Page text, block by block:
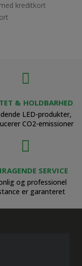
& HOLDBARHED
LED-produkter,
CO2-emissioner
SERVICE
og professionel
er garanteret